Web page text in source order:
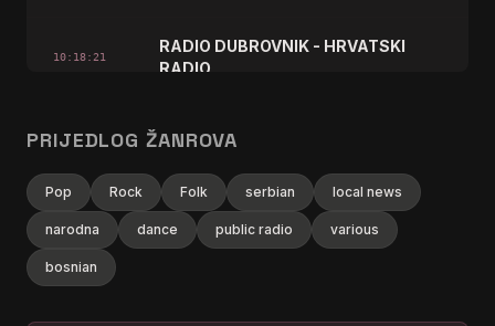
10:18:21
RADIO DUBROVNIK - HRVATSKI
RADIO
10:11:20 LEWIS CAPALDI - FORGET ME
10:00:22
DAVOR RADOLFI - DA TI KAŽEM
PRIJEDLOG ŽANROVA
Pop Rock Folk serbian local news
narodna dance public radio various
bosnian